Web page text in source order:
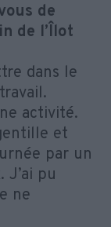
de
de l’Îlot
dans le
activité.
et
par un
J’ai pu
ne